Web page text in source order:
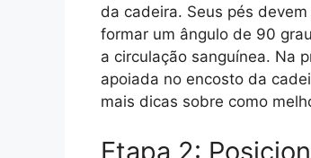
da cadeira. Seus pés
formar um ângulo de 90
a circulação sanguínea. Na
apoiada no encosto da
mais dicas sobre como
Etapa 2: